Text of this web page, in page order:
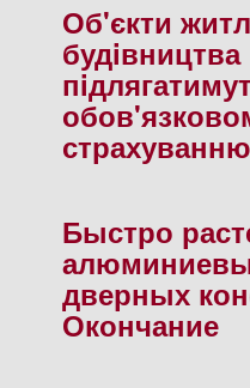
Об'єкти
будiвництва
страхуванню
Быстро
дверных
Окончание